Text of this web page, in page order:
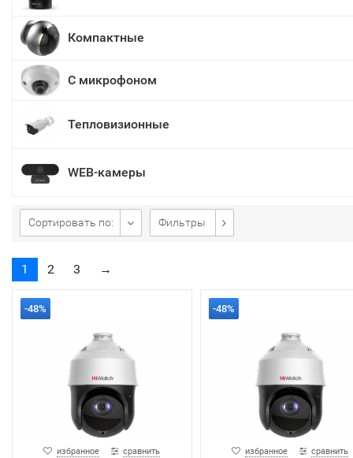
Компактные
С микрофоном
Тепловизионные
WEB-камеры
Сортировать по: Фильтры
1 2 3 →
-48%
избранное сравнить
-48%
избранное сравнить